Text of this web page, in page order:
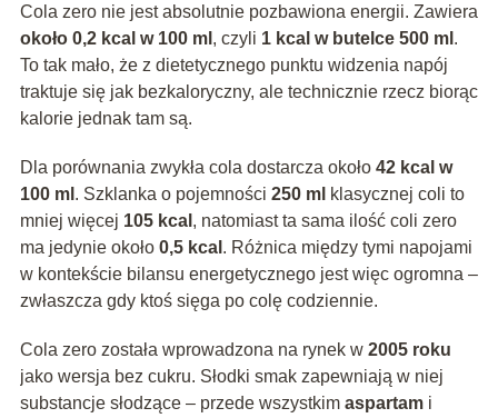
Cola zero nie jest absolutnie pozbawiona energii. Zawiera
około 0,2 kcal w 100 ml , czyli 1 kcal w butelce 500 ml .
To tak mało, że z dietetycznego punktu widzenia napój
traktuje się jak bezkaloryczny, ale technicznie rzecz biorąc
kalorie jednak tam są.
Dla porównania zwykła cola dostarcza około 42 kcal w
100 ml . Szklanka o pojemności 250 ml klasycznej coli to
mniej więcej 105 kcal , natomiast ta sama ilość coli zero
ma jedynie około 0,5 kcal . Różnica między tymi napojami
w kontekście bilansu energetycznego jest więc ogromna –
zwłaszcza gdy ktoś sięga po colę codziennie.
Cola zero została wprowadzona na rynek w 2005 roku
jako wersja bez cukru. Słodki smak zapewniają w niej
substancje słodzące – przede wszystkim aspartami